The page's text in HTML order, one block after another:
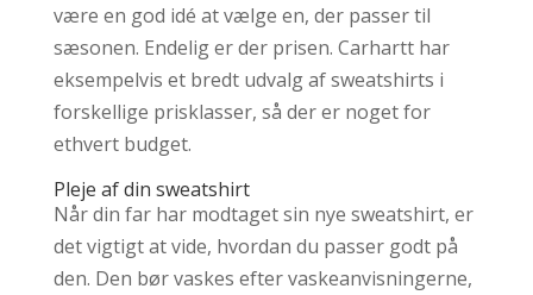
være en god idé at vælge en, der passer til
sæsonen. Endelig er der prisen. Carhartt har
eksempelvis et bredt udvalg af sweatshirts i
forskellige prisklasser, så der er noget for
ethvert budget.
Pleje af din sweatshirt
Når din far har modtaget sin nye sweatshirt, er
det vigtigt at vide, hvordan du passer godt på
den. Den bør vaskes efter vaskeanvisningerne,